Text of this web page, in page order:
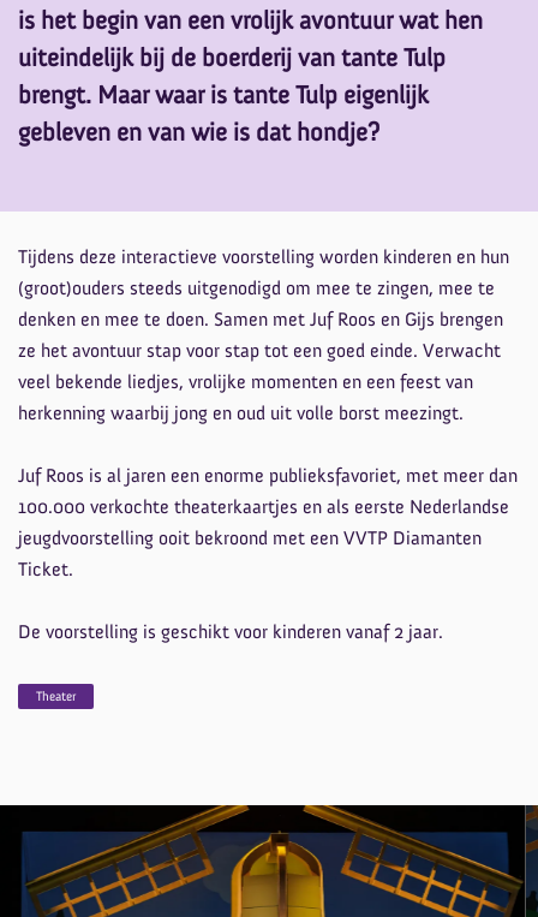
is het begin van een vrolijk avontuur wat hen
uiteindelijk bij de boerderij van tante Tulp
brengt. Maar waar is tante Tulp eigenlijk
gebleven en van wie is dat hondje?
Tijdens deze interactieve voorstelling worden kinderen en hun
(groot)ouders steeds uitgenodigd om mee te zingen, mee te
denken en mee te doen. Samen met Juf Roos en Gijs brengen
ze het avontuur stap voor stap tot een goed einde. Verwacht
veel bekende liedjes, vrolijke momenten en een feest van
herkenning waarbij jong en oud uit volle borst meezingt.
Juf Roos is al jaren een enorme publieksfavoriet, met meer dan
100.000 verkochte theaterkaartjes en als eerste Nederlandse
jeugdvoorstelling ooit bekroond met een VVTP Diamanten
Ticket.
De voorstelling is geschikt voor kinderen vanaf 2 jaar.
Theater